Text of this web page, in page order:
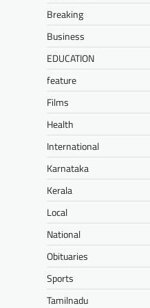
Breaking
Business
EDUCATION
feature
Films
Health
International
Karnataka
Kerala
Local
National
Obituaries
Sports
Tamilnadu